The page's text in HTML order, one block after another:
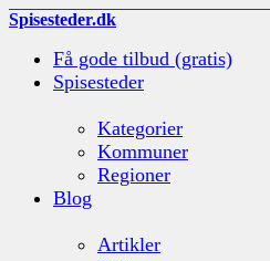
Spisesteder.dk
Få gode tilbud (gratis)
Spisesteder
Kategorier
Kommuner
Regioner
Blog
Artikler